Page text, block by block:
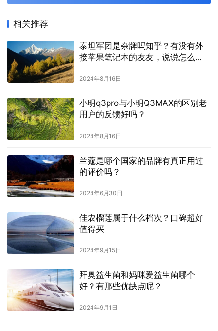
相关推荐
泰坦军团是杂牌吗知乎？有没有外
接苹果笔记本的友友，说说怎么
2024年8月16日
小明q3pro与小明Q3MAX的区别老
用户的反馈好吗？
2024年8月16日
兰蔻是哪个国家的品牌有真正用过
的评价吗？
2024年6月30日
佳农榴莲属于什么档次？口碑超好
值得买
2024年9月15日
拜奥益生菌和妈咪爱益生菌哪个
好？有那些优缺点呢？
2024年9月1日